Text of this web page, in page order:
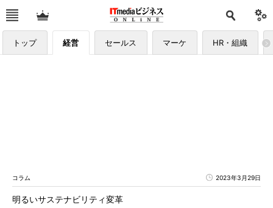
トップ 経営 セールス マーケ HR・組織
コラム 2023年3月29日
明るいサステナビリティ変革